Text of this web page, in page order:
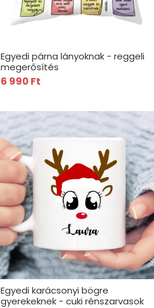
Egyedi párna lányoknak - reggeli
megerősítés
6 990 Ft
Egyedi karácsonyi bögre
gyerekeknek - cuki rénszarvasok